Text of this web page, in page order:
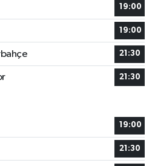
19:00
19:00
21:30
21:30
19:00
21:30